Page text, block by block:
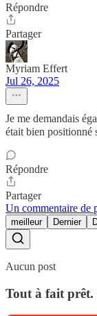
Répondre
Partager
Myriam Effert
Jul 26, 2025
Je me demandais
était bien positionné
Répondre
Partager
Un commentaire de
meilleur Dernier
Aucun post
Tout à fait prêt.